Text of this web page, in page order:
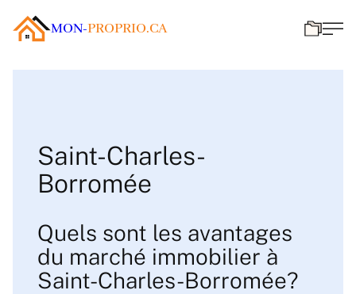
MON-PROPRIO.CA
Saint-Charles-
Borromée
Quels sont les avantages
du marché immobilier à
Saint-Charles-Borromée?